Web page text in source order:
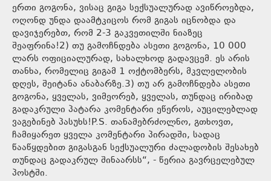
ერთი გოგონა, ვისაც გიგა სექსუალურად ავიწროებდა,
ოღონდ უნდა დაამტკიცოს რომ გიგას იცნობდა და
დავიჯერებთ, რომ 2-3 გაკვეთილში ნიაზეც
შეაფრინა!2) თუ გამოჩნდება ასეთი გოგონა, 10 000
ლარს ოფიციალურად, სახალხოდ გადავცემ. ეს არის
თანხა, რომელიც გიგამ 1 ოქტომბერს, მკვლელობის
დღეს, შეიტანა ანაბარზე.3) თუ არ გამოჩნდება ასეთი
გოგონა, ყველას, ვიმეორებ, ყველას, თუნდაც ირიბად
გადაკრული პატარა კომენტარი ეწეროს, აუცილებლად
ვაგებინებ პასუხს!P.S. თანამებრძოლნო, გთხოვთ,
ჩამიყარეთ ყველა კომენტარი პირადში, სადაც
წააწყდებით გიგასგან სექსუალური ძალადობის შესახებ
თუნდაც გადაკრულ შინაარსს“, - წერია გავრცელებულ
პოსტში.